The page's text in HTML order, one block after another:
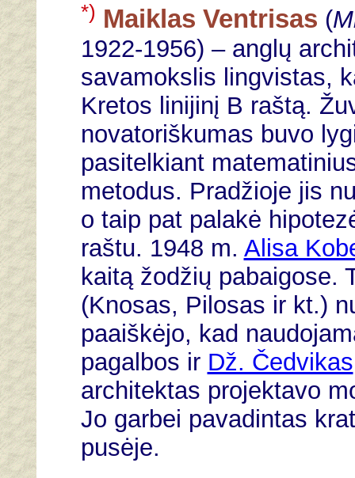
*) Maiklas Ventrisas (
1922-1956) – anglų
savamokslis lingvistas,
Kretos linijinį B raštą.
novatoriškumas buvo
pasitelkiant
metodus. Pradžioje jis
o taip pat palakė
raštu. 1948 m. Alisa
kaitą žodžių pabaigose.
(Knosas, Pilosas ir kt.)
paaiškėjo, kad
pagalbos ir Dž. Čedvikas
architektas projektavo
Jo garbei pavadintas
pusėje.